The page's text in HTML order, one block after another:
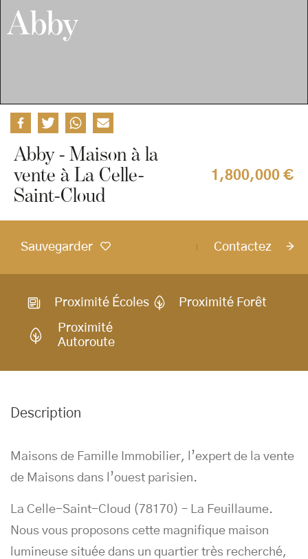
Abby
Abby - Maison à la
vente à La Celle-
Saint-Cloud
1,800,000 €
Sauvegarder Contactez
Proximité Écoles Proximité Forêt
Proximité
Autoroute
Description
Maisons de Famille Immobilier, l’expert de la vente
de Maisons dans l’ouest parisien.
La Celle-Saint-Cloud (78170) – La Feuillaume.
Nous vous proposons cette magnifique maison
lumineuse située dans un quartier très recherché,